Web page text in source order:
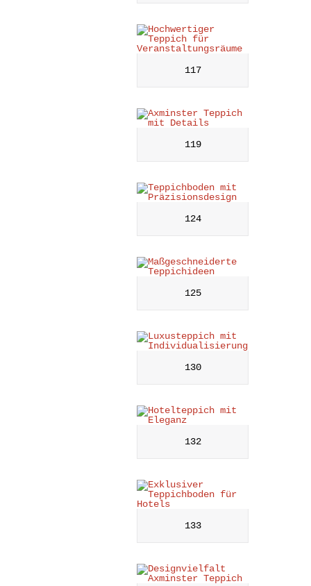
117
119
124
125
130
132
133